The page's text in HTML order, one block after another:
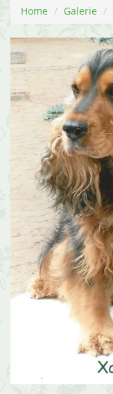
Home Galerie